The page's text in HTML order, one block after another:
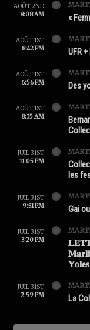
AOÛT 2ND
8:08 AM
«
AOÛT 1ST
8:42 PM
UFR +
AOÛT 1ST
6:56 PM
Des
AOÛT 1ST
8:35 AM
JUIL 31ST
11:05 PM
les
JUIL 31ST
9:51 PM
Gai
JUIL 31ST
3:20 PM
JUIL 31ST
2:59 PM
La